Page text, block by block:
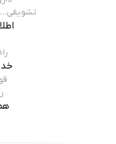
تشویقی…